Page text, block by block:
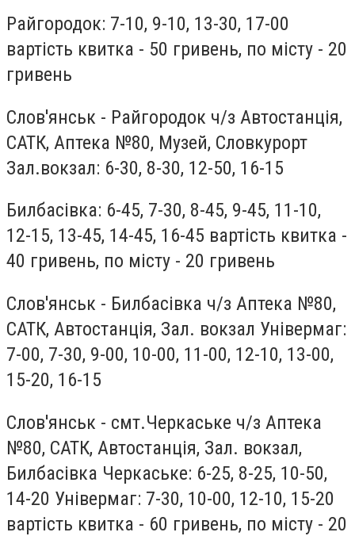
Райгородок: 7-10, 9-10, 13-30, 17-00
вартість квитка - 50 гривень, по місту - 20
гривень
Слов'янськ - Райгородок ч/з Автостанція,
САТК, Аптека №80, Музей, Словкурорт
Зал.вокзал: 6-30, 8-30, 12-50, 16-15
Билбасівка: 6-45, 7-30, 8-45, 9-45, 11-10,
12-15, 13-45, 14-45, 16-45 вартість квитка -
40 гривень, по місту - 20 гривень
Слов'янськ - Билбасівка ч/з Аптека №80,
САТК, Автостанція, Зал. вокзал Універмаг:
7-00, 7-30, 9-00, 10-00, 11-00, 12-10, 13-00,
15-20, 16-15
Слов'янськ - смт.Черкаське ч/з Аптека
№80, САТК, Автостанція, Зал. вокзал,
Билбасівка Черкаське: 6-25, 8-25, 10-50,
14-20 Універмаг: 7-30, 10-00, 12-10, 15-20
вартість квитка - 60 гривень, по місту - 20